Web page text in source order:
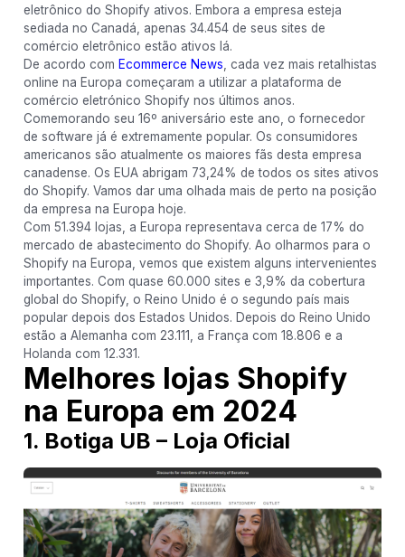
eletrônico do Shopify ativos. Embora a empresa esteja
sediada no Canadá, apenas 34.454 de seus sites de
comércio eletrônico estão ativos lá.
De acordo com Ecommerce News , cada vez mais retalhistas
online na Europa começaram a utilizar a plataforma de
comércio eletrónico Shopify nos últimos anos.
Comemorando seu 16º aniversário este ano, o fornecedor
de software já é extremamente popular. Os consumidores
americanos são atualmente os maiores fãs desta empresa
canadense. Os EUA abrigam 73,24% de todos os sites ativos
do Shopify. Vamos dar uma olhada mais de perto na posição
da empresa na Europa hoje.
Com 51.394 lojas, a Europa representava cerca de 17% do
mercado de abastecimento do Shopify. Ao olharmos para o
Shopify na Europa, vemos que existem alguns intervenientes
importantes. Com quase 60.000 sites e 3,9% da cobertura
global do Shopify, o Reino Unido é o segundo país mais
popular depois dos Estados Unidos. Depois do Reino Unido
estão a Alemanha com 23.111, a França com 18.806 e a
Holanda com 12.331.
Melhores lojas Shopify
na Europa em 2024
1. Botiga UB – Loja Oficial